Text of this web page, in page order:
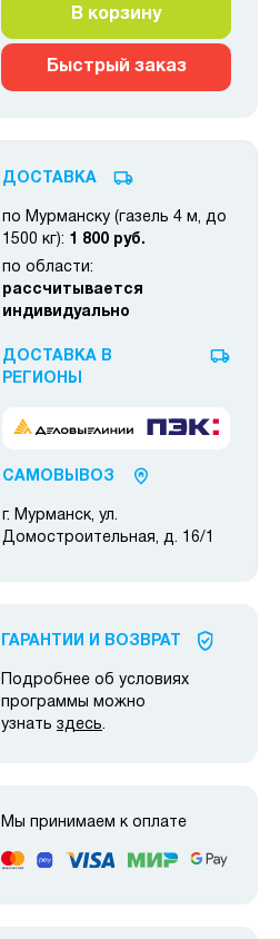
в наличии
В корзину
Быстрый заказ
ДОСТАВКА
по Мурманску (газель 4 м, до
1500 кг): 1 800 руб.
по области:
рассчитывается
индивидуально
ДОСТАВКА В
РЕГИОНЫ
САМОВЫВОЗ
г. Мурманск, ул.
Домостроительная, д. 16/1
ГАРАНТИИ И ВОЗВРАТ
Подробнее об условиях
программы можно
узнать здесь.
Мы принимаем к оплате